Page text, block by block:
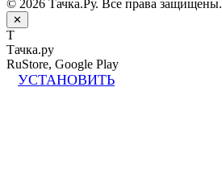
© 2026 Тачка.Ру. Все права защищены.
✕
Т
Тачка.ру
RuStore, Google Play
УСТАНОВИТЬ